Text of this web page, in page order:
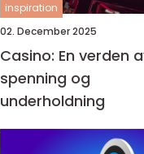
inspiration
02. December 2025
Casino: En verden
spenning og
underholdning